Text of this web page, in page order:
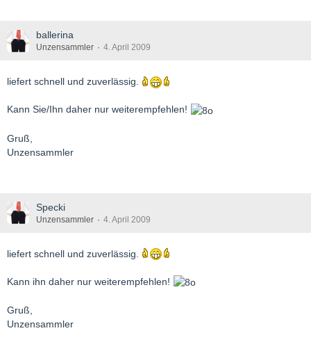
ballerina
Unzensammler 4. April 2009
liefert schnell und zuverlässig.
Kann Sie/Ihn daher nur weiterempfehlen!
Gruß,
Unzensammler
Specki
Unzensammler 4. April 2009
liefert schnell und zuverlässig.
Kann ihn daher nur weiterempfehlen!
Gruß,
Unzensammler